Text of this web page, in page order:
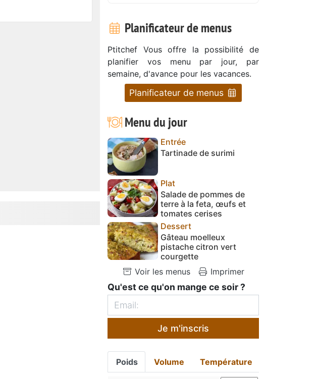
Planificateur de menus
Ptitchef Vous offre la possibilité de
planifier vos menu par jour, par
semaine, d'avance pour les vacances.
Planificateur de menus
Menu du jour
Entrée
Tartinade de surimi
Plat
Salade de pommes de
terre à la feta, œufs et
tomates cerises
Dessert
Gâteau moelleux
pistache citron vert
courgette
Voir les menus
Imprimer
Qu'est ce qu'on mange ce soir ?
Je m'inscris
Poids Volume Température